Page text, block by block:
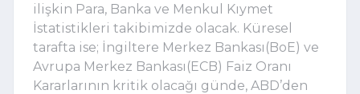
ilişkin Para, Banka ve Menkul Kıymet
İstatistikleri takibimizde olacak. Küresel
tarafta ise; İngiltere Merkez Bankası(BoE) ve
Avrupa Merkez Bankası(ECB) Faiz Oranı
Kararlarının kritik olacağı günde, ABD’den